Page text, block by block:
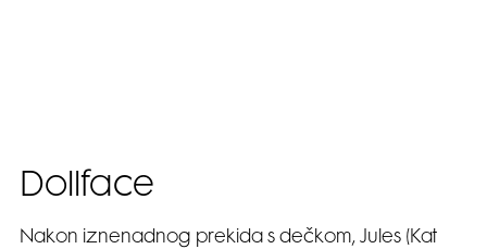
Dollface
Nakon iznenadnog prekida s dečkom, Jules (Kat